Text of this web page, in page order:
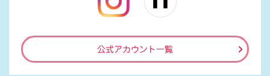
公式アカウント一覧